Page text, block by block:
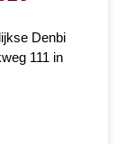
Denbi
111 in